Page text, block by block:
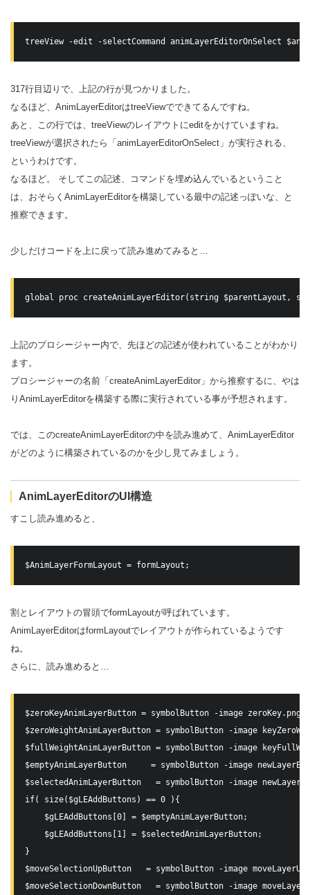
treeView -edit -selectCommand animLayerEditorOnSelect
317行目辺りで、上記の行が見つかりました。
なるほど、AnimLayerEditorはtreeViewでできてるんですね。
あと、この行では、treeViewのレイアウトにeditをかけていますね。
treeViewが選択されたら「animLayerEditorOnSelect」が実行される、
というわけです。
なるほど。 そしてこの記述、コマンドを埋め込んでいるということ
は、おそらくAnimLayerEditorを構築している最中の記述っぽいな、と
推察できます。
少しだけコードを上に戻って読み進めてみると…
global proc createAnimLayerEditor(string $parentLayout,
上記のプロシージャー内で、先ほどの記述が使われていることがわかり
ます。
プロシージャーの名前「createAnimLayerEditor」から推察するに、やは
りAnimLayerEditorを構築する際に実行されている事が予想されます。
では、このcreateAnimLayerEditorの中を読み進めて、AnimLayerEditor
がどのように構築されているのかを少し見てみましょう。
AnimLayerEditorのUI構造
すこし読み進めると、
$AnimLayerFormLayout = formLayout;
割とレイアウトの冒頭でformLayoutが呼ばれています。
AnimLayerEditorはformLayoutでレイアウトが作られているようです
ね。
さらに、読み進めると…
$zeroKeyAnimLayerButton = symbolButton -image
$zeroWeightAnimLayerButton = symbolButton -image
$fullWeightAnimLayerButton = symbolButton -image
$emptyAnimLayerButton     = symbolButton -image
$selectedAnimLayerButton   = symbolButton -image
if( size($gLEAddButtons) == 0 ){
    $gLEAddButtons[0] = $emptyAnimLayerButton;
    $gLEAddButtons[1] = $selectedAnimLayerButton;
}
$moveSelectionUpButton   = symbolButton -image
$moveSelectionDownButton   = symbolButton -image